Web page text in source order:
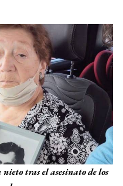
tras el asesinato de los